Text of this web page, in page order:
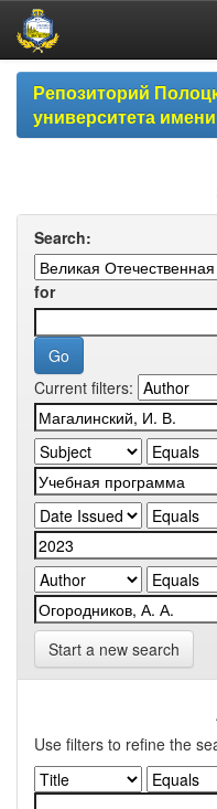
Skip
navigationРепозиторий
университета
Search:
for
Current filters:
Start a new search
Use filters to refine the